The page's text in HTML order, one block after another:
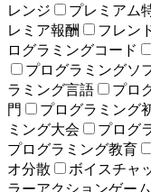
レンジ
プレミアム
レミア報酬
フレン
ログラミングコード
プログラミングソ
ラミング言語
プロ
門
プログラミング
ミング大会
プログ
プログラミング教育
オ分散
ボイスチャ